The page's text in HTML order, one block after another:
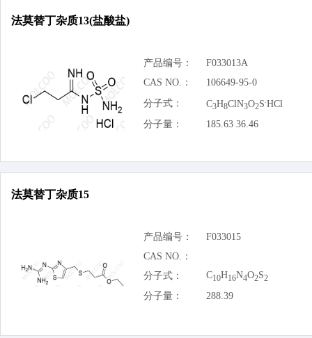
法莫替丁杂质13(盐酸盐)
产品编号：
F033013A
CAS NO.：
106649-95-0
分子式：
C3H8ClN3O2S.HCl
分子量：
185.63 36.46
法莫替丁杂质15
产品编号：
F033015
CAS NO.：
分子式：
C10H16N4O2S2
分子量： 288.39